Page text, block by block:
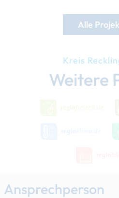
Alle
Kreis
Weitere
Ansprechperson